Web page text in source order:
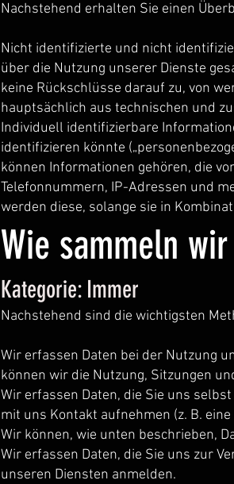
Nachstehend erhalten Sie einen
Nicht identifizierte und nicht
über die Nutzung unserer Dienste
keine Rückschlüsse darauf zu, von
hauptsächlich aus technischen und
Individuell identifizierbare
identifizieren könnte
können Informationen gehören, die
Telefonnummern, IP-Adressen und
werden diese, solange sie in
Wie sammeln
Kategorie: Immer
Nachstehend sind die wichtigsten
Wir erfassen Daten bei der Nutzung
können wir die Nutzung, Sitzungen
Wir erfassen Daten, die Sie uns
mit uns Kontakt aufnehmen (z. B.
Wir können, wie unten beschrieben,
Wir erfassen Daten, die Sie uns zur
unseren Diensten anmelden.